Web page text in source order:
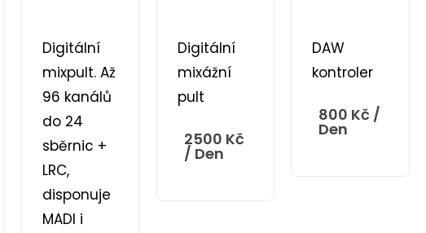
Digitální
mixpult. Až
96 kanálů
do 24
sběrnic +
LRC,
disponuje
MADI i
Digitální
mixážní
pult
2500 Kč
/ Den
DAW
kontroler
800 Kč /
Den